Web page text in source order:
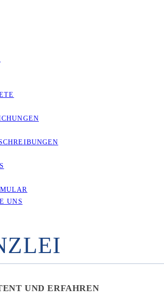
UNS
UND ERFAHREN